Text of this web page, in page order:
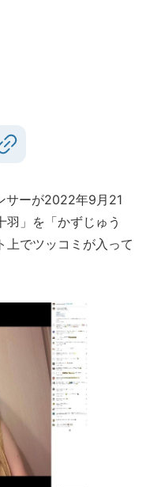
サーが2022年9月21
羽」を「かずじゅう
上でツッコミが入って